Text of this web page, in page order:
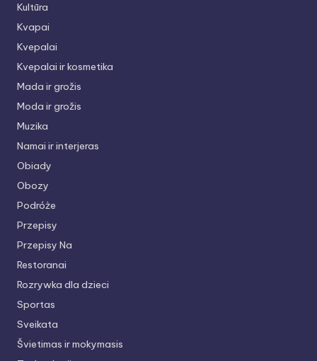
Kultūra
Kvapai
Kvepalai
Kvepalai ir kosmetika
Mada ir grožis
Moda ir grožis
Muzika
Namai ir interjeras
Obiady
Obozy
Podróże
Przepisy
Przepisy Na
Restoranai
Rozrywka dla dzieci
Sportas
Sveikata
Švietimas ir mokymasis